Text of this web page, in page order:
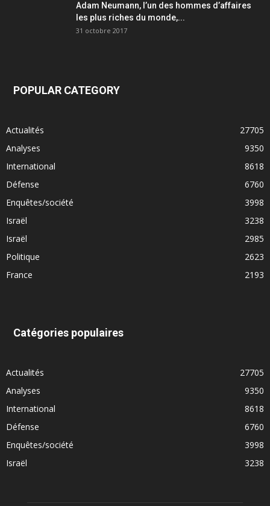
Adam Neumann, l’un des hommes d’affaires
les plus riches du monde,...
31 octobre 2017
POPULAR CATEGORY
Actualités
27705
Analyses
9350
International
8618
Défense
6760
Enquêtes/société
3998
Israël
3238
Israël
2985
Politique
2623
France
2193
Catégories populaires
Actualités
27705
Analyses
9350
International
8618
Défense
6760
Enquêtes/société
3998
Israël
3238